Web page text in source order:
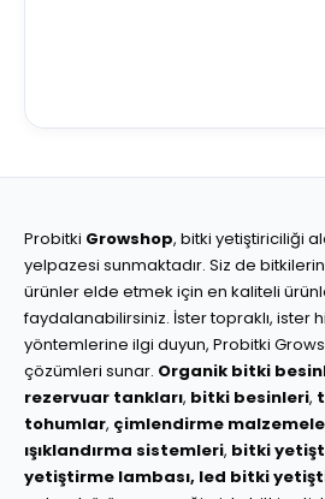
Probitki Growshop, bitki yetiştiriciliği
yelpazesi sunmaktadır. Siz de
ürünler elde etmek için en kaliteli
faydalanabilirsiniz. İster topraklı, ister
yöntemlerine ilgi duyun, Probitki
çözümleri sunar. Organik bitki
rezervuar tankları, bitki besinleri,
tohumlar, çimlendirme
ışıklandırma sistemleri, bitki
yetiştirme lambası, led bitki